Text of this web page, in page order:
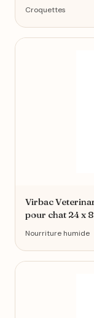
Croquettes
Virbac
pour chat 24 x
Nourriture humide